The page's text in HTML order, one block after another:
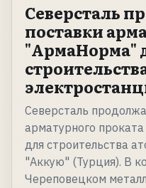
Северсталь
поставки
"АрмаНорма"
Северсталь
арматурного
для строительства
"Аккую" (Турция). В
Череповецком